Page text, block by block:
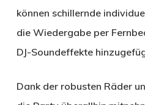
können schillernde
die Wiedergabe per
DJ-Soundeffekte
Dank der robusten Räder